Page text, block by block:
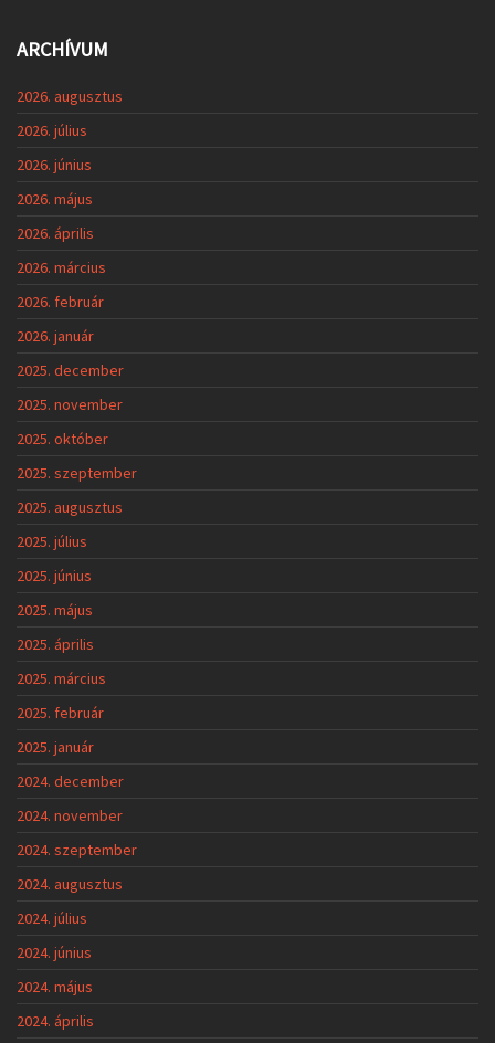
ARCHÍVUM
2026. augusztus
2026. július
2026. június
2026. május
2026. április
2026. március
2026. február
2026. január
2025. december
2025. november
2025. október
2025. szeptember
2025. augusztus
2025. július
2025. június
2025. május
2025. április
2025. március
2025. február
2025. január
2024. december
2024. november
2024. szeptember
2024. augusztus
2024. július
2024. június
2024. május
2024. április